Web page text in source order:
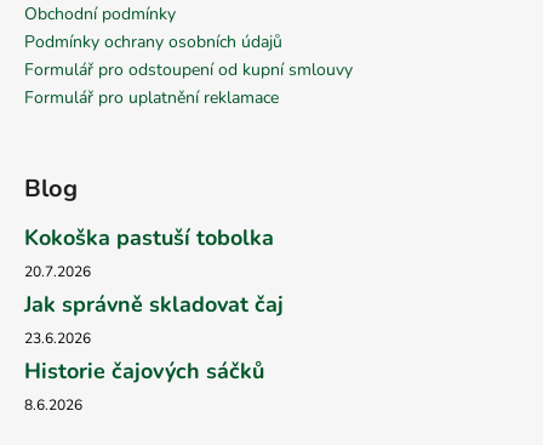
Obchodní podmínky
Podmínky ochrany osobních údajů
Formulář pro odstoupení od kupní smlouvy
Formulář pro uplatnění reklamace
Blog
Kokoška pastuší tobolka
20.7.2026
Jak správně skladovat čaj
23.6.2026
Historie čajových sáčků
8.6.2026